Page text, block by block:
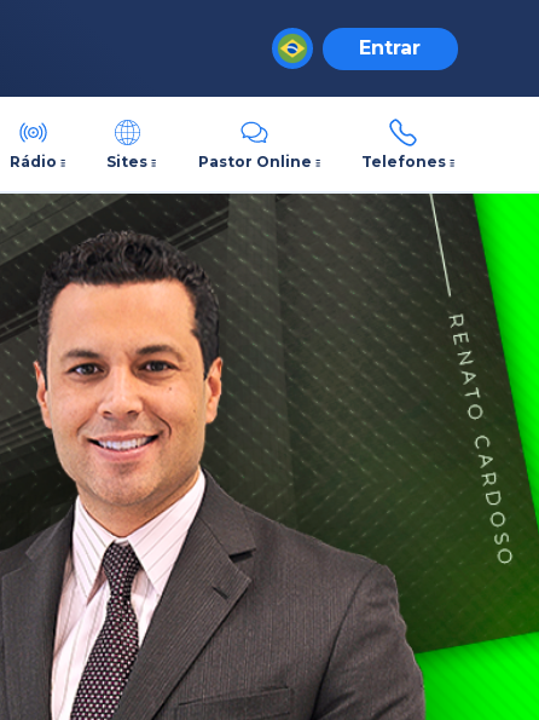
Entrar
Rádio Sites Pastor Online Telefones